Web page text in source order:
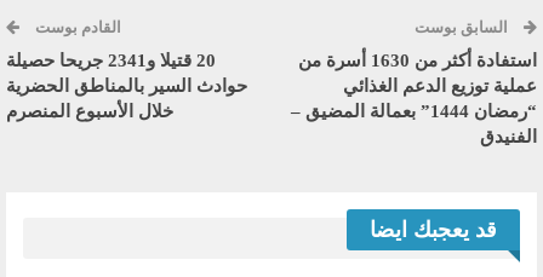
السابق بوست
استفادة أكثر من 1630 أسرة من
عملية توزيع الدعم الغذائي
“رمضان 1444” بعمالة المضيق –
الفنيدق
القادم بوست
20 قتيلا و2341 جريحا حصيلة
حوادث السير بالمناطق الحضرية
خلال الأسبوع المنصرم
قد يعجبك ايضا